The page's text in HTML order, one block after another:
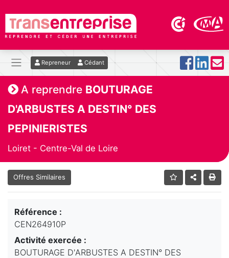
Repreneur Cédant
A reprendre BOUTURAGE
D'ARBUSTES A DESTIN° DES
PEPINIERISTES
Loiret - Centre-Val de Loire
Offres Similaires
Référence :
CEN264910P
Activité exercée :
BOUTURAGE D'ARBUSTES A DESTIN° DES